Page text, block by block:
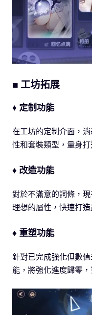
■ 工坊拓展
♦ 定制功能
在工坊的定制介面，
性和套裝類型，量身
♦ 改造功能
對於不滿意的詞條，
理想的屬性，快速打
♦ 重塑功能
針對已完成強化但數
能，將強化進度歸零